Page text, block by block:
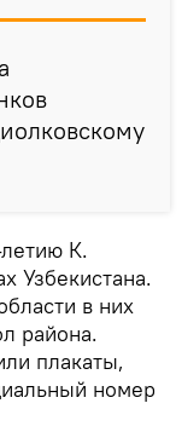
К.
Узбекистана.
в них
района.
плакаты,
номер